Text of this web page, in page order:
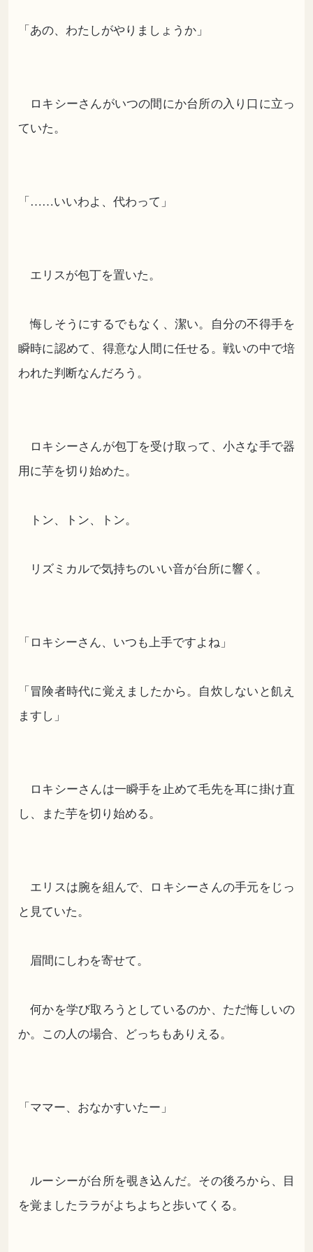
「あの、わたしがやりましょうか」
ロキシーさんがいつの間にか台所の入り口に立っ
ていた。
「……いいわよ、代わって」
エリスが包丁を置いた。
悔しそうにするでもなく、潔い。自分の不得手を
瞬時に認めて、得意な人間に任せる。戦いの中で培
われた判断なんだろう。
ロキシーさんが包丁を受け取って、小さな手で器
用に芋を切り始めた。
トン、トン、トン。
リズミカルで気持ちのいい音が台所に響く。
「ロキシーさん、いつも上手ですよね」
「冒険者時代に覚えましたから。自炊しないと飢え
ますし」
ロキシーさんは一瞬手を止めて毛先を耳に掛け直
し、また芋を切り始める。
エリスは腕を組んで、ロキシーさんの手元をじっ
と見ていた。
眉間にしわを寄せて。
何かを学び取ろうとしているのか、ただ悔しいの
か。この人の場合、どっちもありえる。
「ママー、おなかすいたー」
ルーシーが台所を覗き込んだ。その後ろから、目
を覚ましたララがよちよちと歩いてくる。